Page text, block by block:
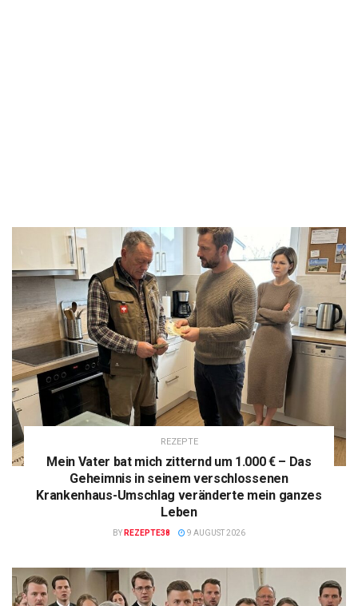
REZEPTE
Mein Vater bat mich zitternd um 1.000 € – Das
Geheimnis in seinem verschlossenen
Krankenhaus-Umschlag veränderte mein ganzes
Leben
BY REZEPTE38 9 AUGUST 2026